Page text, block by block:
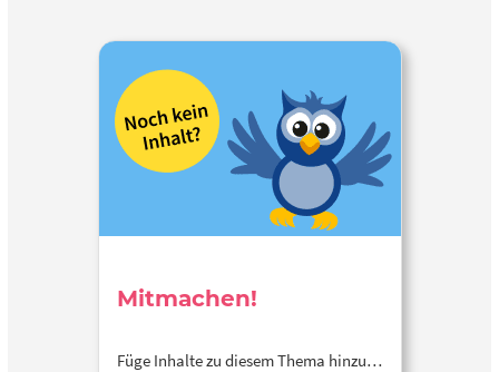
Mitmachen!
Füge Inhalte zu diesem Thema hinzu…